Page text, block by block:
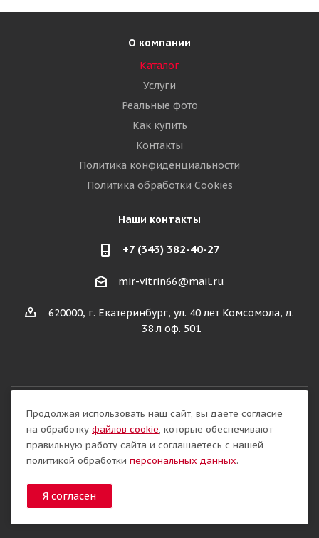
О компании
Каталог
Услуги
Реальные фото
Как купить
Контакты
Политика конфиденциальности
Политика обработки Cookies
Наши контакты
+7 (343) 382-40-27
mir-vitrin66@mail.ru
620000, г. Екатеринбург, ул. 40 лет Комсомола, д.
38 л оф. 501
Разработка сайта:
Продолжая использовать наш сайт, вы даете согласие
на обработку файлов cookie, которые обеспечивают
правильную работу сайта и соглашаетесь с нашей
политикой обработки персональных данных.
Я согласен